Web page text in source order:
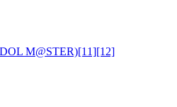
M@STER)[11][12]